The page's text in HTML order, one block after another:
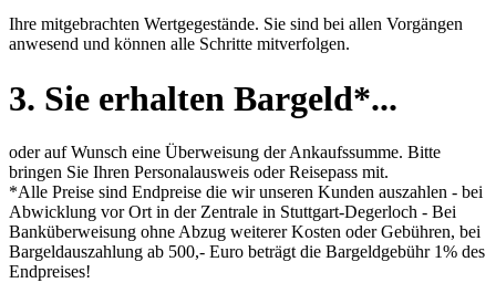
Ihre mitgebrachten Wertgegestände. Sie sind bei allen Vorgängen
anwesend und können alle Schritte mitverfolgen.
3. Sie erhalten Bargeld*...
oder auf Wunsch eine Überweisung der Ankaufssumme. Bitte
bringen Sie Ihren Personalausweis oder Reisepass mit.
*Alle Preise sind Endpreise die wir unseren Kunden auszahlen - bei
Abwicklung vor Ort in der Zentrale in Stuttgart-Degerloch - Bei
Banküberweisung ohne Abzug weiterer Kosten oder Gebühren, bei
Bargeldauszahlung ab 500,- Euro beträgt die Bargeldgebühr 1% des
Endpreises!